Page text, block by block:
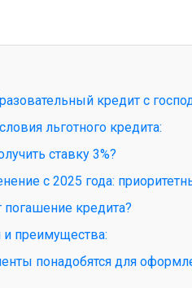
кредит с
льготного кредита:
ставку 3%?
с 2025 года:
погашение кредита?
и преимущества:
понадобятся для